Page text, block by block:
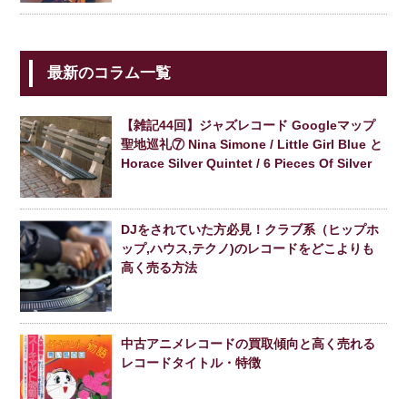
最新のコラム一覧
【雑記44回】ジャズレコード Googleマップ
聖地巡礼⑦ Nina Simone / Little Girl Blue と
Horace Silver Quintet / 6 Pieces Of Silver
DJをされていた方必見！クラブ系（ヒップホ
ップ,ハウス,テクノ)のレコードをどこよりも
高く売る方法
中古アニメレコードの買取傾向と高く売れる
レコードタイトル・特徴